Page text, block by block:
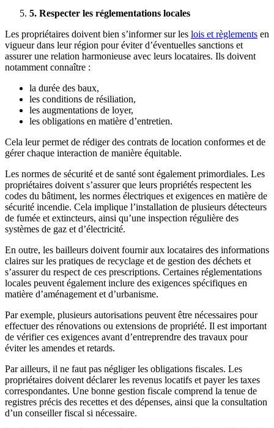
5. Respecter les réglementations locales
Les propriétaires doivent bien s’informer sur les lois et règlements en
vigueur dans leur région pour éviter d’éventuelles sanctions et
assurer une relation harmonieuse avec leurs locataires. Ils doivent
notamment connaître :
la durée des baux,
les conditions de résiliation,
les augmentations de loyer,
les obligations en matière d’entretien.
Cela leur permet de rédiger des contrats de location conformes et de
gérer chaque interaction de manière équitable.
Les normes de sécurité et de santé sont également primordiales. Les
propriétaires doivent s’assurer que leurs propriétés respectent les
codes du bâtiment, les normes électriques et exigences en matière de
sécurité incendie. Cela implique l’installation de plusieurs détecteurs
de fumée et extincteurs, ainsi qu’une inspection régulière des
systèmes de gaz et d’électricité.
En outre, les bailleurs doivent fournir aux locataires des informations
claires sur les pratiques de recyclage et de gestion des déchets et
s’assurer du respect de ces prescriptions. Certaines réglementations
locales peuvent également inclure des exigences spécifiques en
matière d’aménagement et d’urbanisme.
Par exemple, plusieurs autorisations peuvent être nécessaires pour
effectuer des rénovations ou extensions de propriété. Il est important
de vérifier ces exigences avant d’entreprendre des travaux pour
éviter les amendes et retards.
Par ailleurs, il ne faut pas négliger les obligations fiscales. Les
propriétaires doivent déclarer les revenus locatifs et payer les taxes
correspondantes. Une bonne gestion fiscale comprend la tenue de
registres précis des recettes et des dépenses, ainsi que la consultation
d’un conseiller fiscal si nécessaire.